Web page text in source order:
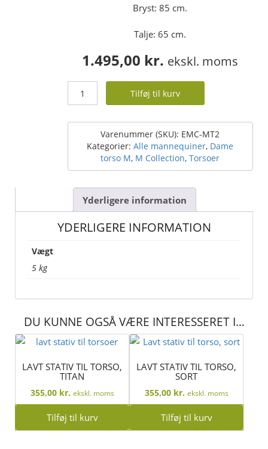
Bryst: 85 cm.
Talje: 65 cm.
1.495,00 kr. ekskl. moms
torso
design
arme
antal
Tilføj til kurv
Varenummer (SKU): EMC-MT2
Kategorier:Alle mannequiner, Dame
torso M, M Collection,Torsoer
Yderligere information
YDERLIGERE INFORMATION
Vægt
5 kg
DU KUNNE OGSÅ VÆRE INTERESSERET I…
LAVT STATIV TIL TORSO,
TITAN
355,00 kr. ekskl. moms
Tilføj til kurv
LAVT STATIV TIL TORSO,
SORT
355,00 kr. ekskl. moms
Tilføj til kurv